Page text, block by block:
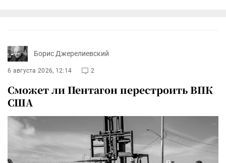
Борис Джерелиевский
6 августа 2026, 12:14 2
Сможет ли Пентагон перестроить ВПК
США